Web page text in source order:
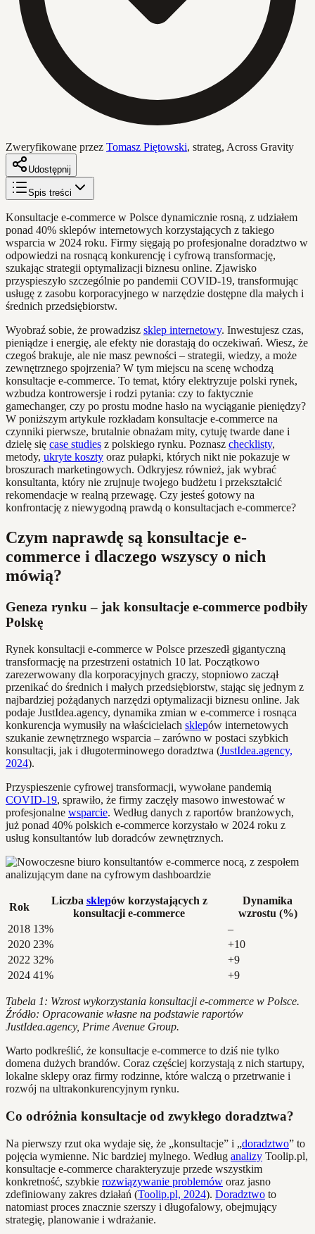
Zweryfikowane przez Tomasz Piętowski, strateg, Across Gravity
Udostępnij
Spis treści
Konsultacje e-commerce w Polsce dynamicznie rosną, z udziałem
ponad 40% sklepów internetowych korzystających z takiego
wsparcia w 2024 roku. Firmy sięgają po profesjonalne doradztwo w
odpowiedzi na rosnącą konkurencję i cyfrową transformację,
szukając strategii optymalizacji biznesu online. Zjawisko
przyspieszyło szczególnie po pandemii COVID-19, transformując
usługę z zasobu korporacyjnego w narzędzie dostępne dla małych i
średnich przedsiębiorstw.
Wyobraź sobie, że prowadzisz sklep internetowy. Inwestujesz czas,
pieniądze i energię, ale efekty nie dorastają do oczekiwań. Wiesz, że
czegoś brakuje, ale nie masz pewności – strategii, wiedzy, a może
zewnętrznego spojrzenia? W tym miejscu na scenę wchodzą
konsultacje e-commerce. To temat, który elektryzuje polski rynek,
wzbudza kontrowersje i rodzi pytania: czy to faktycznie
gamechanger, czy po prostu modne hasło na wyciąganie pieniędzy?
W poniższym artykule rozkładam konsultacje e-commerce na
czynniki pierwsze, brutalnie obnażam mity, cytuję twarde dane i
dzielę się case studies z polskiego rynku. Poznasz checklisty,
metody, ukryte koszty oraz pułapki, których nikt nie pokazuje w
broszurach marketingowych. Odkryjesz również, jak wybrać
konsultanta, który nie zrujnuje twojego budżetu i przekształcić
rekomendacje w realną przewagę. Czy jesteś gotowy na
konfrontację z niewygodną prawdą o konsultacjach e-commerce?
Czym naprawdę są konsultacje e-
commerce i dlaczego wszyscy o nich
mówią?
Geneza rynku – jak konsultacje e-commerce podbiły
Polskę
Rynek konsultacji e-commerce w Polsce przeszedł gigantyczną
transformację na przestrzeni ostatnich 10 lat. Początkowo
zarezerwowany dla korporacyjnych graczy, stopniowo zaczął
przenikać do średnich i małych przedsiębiorstw, stając się jednym z
najbardziej pożądanych narzędzi optymalizacji biznesu online. Jak
podaje JustIdea.agency, dynamika zmian w e-commerce i rosnąca
konkurencja wymusiły na właścicielach sklepów internetowych
szukanie zewnętrznego wsparcia – zarówno w postaci szybkich
konsultacji, jak i długoterminowego doradztwa (JustIdea.agency,
2024).
Przyspieszenie cyfrowej transformacji, wywołane pandemią
COVID-19, sprawiło, że firmy zaczęły masowo inwestować w
profesjonalne wsparcie. Według danych z raportów branżowych,
już ponad 40% polskich e-commerce korzystało w 2024 roku z
usług konsultantów lub doradców zewnętrznych.
Rok
Liczba sklepów korzystających z
konsultacji e-commerce
Dynamika
wzrostu (%)
2018 13%
–
2020 23%
+10
2022 32%
+9
2024 41% +9
Tabela 1: Wzrost wykorzystania konsultacji e-commerce w Polsce.
Źródło: Opracowanie własne na podstawie raportów
JustIdea.agency, Prime Avenue Group.
Warto podkreślić, że konsultacje e-commerce to dziś nie tylko
domena dużych brandów. Coraz częściej korzystają z nich startupy,
lokalne sklepy oraz firmy rodzinne, które walczą o przetrwanie i
rozwój na ultrakonkurencyjnym rynku.
Co odróżnia konsultacje od zwykłego doradztwa?
Na pierwszy rzut oka wydaje się, że „konsultacje” i „doradztwo” to
pojęcia wymienne. Nic bardziej mylnego. Według analizy Toolip.pl,
konsultacje e-commerce charakteryzuje przede wszystkim
konkretność, szybkie rozwiązywanie problemów oraz jasno
zdefiniowany zakres działań (Toolip.pl, 2024). Doradztwo to
natomiast proces znacznie szerszy i długofalowy, obejmujący
strategię, planowanie i wdrażanie.